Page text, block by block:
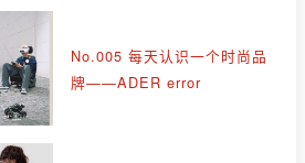
No.005 每天认识一个时尚品
牌——ADER error